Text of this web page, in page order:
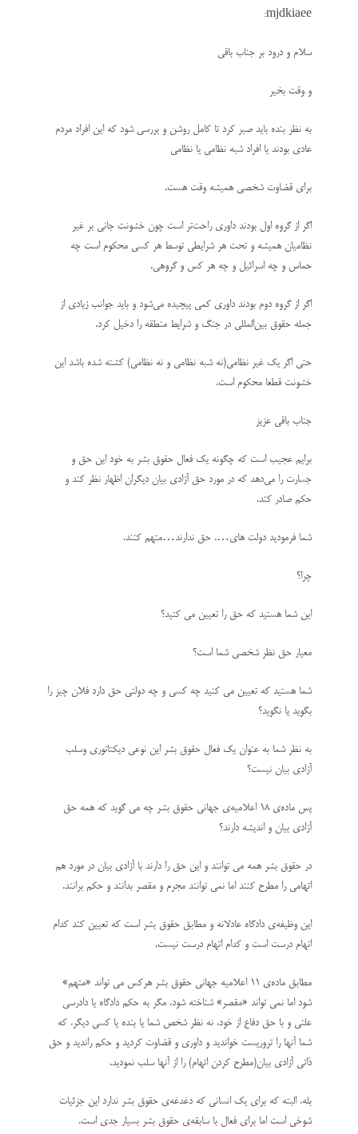
mjdkiaee:
سلام و درود بر جناب باقی
و وقت بخیر
به نظر بنده باید صبر کرد تا کامل روشن و بررسی شود که این افراد مردم
عادی بودند یا افراد شبه نظامی یا نظامی
برای قضاوت شخصی همیشه وقت هست.
اگر از گروه اول بودند داوری راحت‌تر است چون خشونت جانی بر غیر
نظامیان همیشه و تحت هر شرایطی توسط هر کسی محکوم است چه
حماس و چه اسرائیل و چه هر کس و گروهی.
اگر از گروه دوم بودند داوری کمی پیچیده می‌شود و باید جوانب زیادی از
جمله حقوق بین‌المللی در جنگ و شرایط منطقه را دخیل کرد.
حتی اگر یک غیر نظامی(نه شبه نظامی و نه نظامی) کشته شده باشد این
خشونت قطعا محکوم است.
جناب باقی عزیز
برایم عجیب است که چگونه یک فعال حقوق بشر به خود این حق و
جسارت را می‌دهد که در مورد حق آزادی بیان دیگران اظهار نظر کند و
حکم صادر کند.
شما فرمودید دولت های…. حق ندارند…متهم کنند.
چرا؟
این شما هستید که حق را تعیین می کتید؟
معیار حق نظر شخصی شما است؟
شما هستید که تعیین می کنید چه کسی و چه دولتی حق دارد فلان چیز را
بگوید یا نگوید؟
به نظر شما به عنوان یک فعال حقوق بشر این نوعی دیکتاتوری وسلب
آزادی بیان نیست؟
پس ماده‌ی ۱۸ اعلامیه‌ی جهانی حقوق بشر چه می گوید که همه حق
آزادی بیان و اندیشه دارند؟
در حقوق بشر همه می توانند و این حق را دارند با آزادی بیان در مورد هم
اتهامی را مطرح کنند اما نمی توانند مجرم و مقصر بدانند و حکم برانند.
این وظیفه‌ی دادگاه عادلانه و مطابق حقوق بشر است که تعیین کند کدام
اتهام درست است و کدام اتهام درست نیست.
مطابق ماده‌ی ۱۱ اعلامیه جهانی حقوق بشر هرکس می تواند «متهم»
شود اما نمی تواند «مقصر» شناخته شود، مگر به حکم دادگاه یا دادرسی
علنی و با حق دفاع از خود، نه نظر شخص شما یا بنده یا کسی دیگر، که
شما آنها را تروریست خواندید و داوری و قضاوت کردید و حکم راندید‌ و حق
ذاتی آزادی بیان(مطرح کردن اتهام) را از آنها سلب نمودید.
بله، البته که برای یک انسانی که دغدغه‌ی حقوق بشر ندارد این جزئیات
شوخی است اما برای فعال با سابقه‌ی حقوق بشر بسیار جدی است.